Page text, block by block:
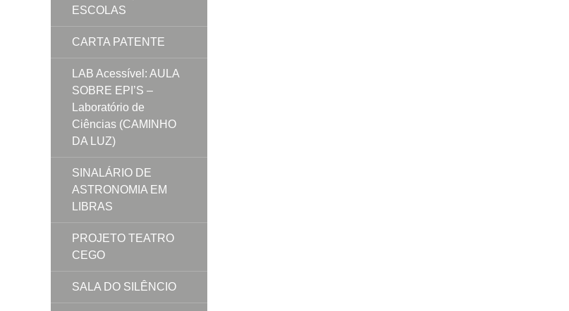
ESCOLAS
CARTA PATENTE
LAB Acessível: AULA
SOBRE EPI’S –
Laboratório de
Ciências (CAMINHO
DA LUZ)
SINALÁRIO DE
ASTRONOMIA EM
LIBRAS
PROJETO TEATRO
CEGO
SALA DO SILÊNCIO